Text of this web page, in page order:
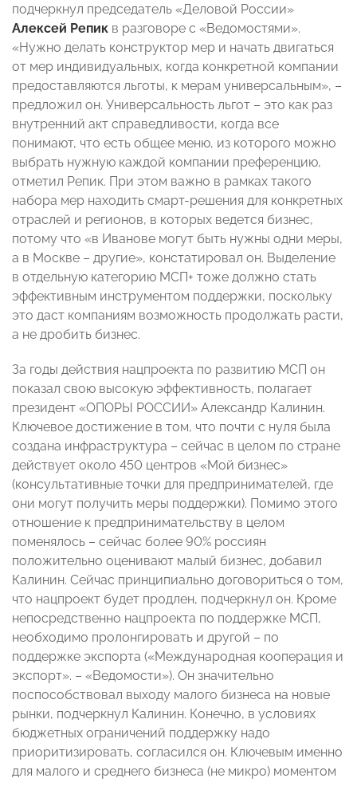
подчеркнул председатель «Деловой России»
Алексей Репик в разговоре с «Ведомостями».
«Нужно делать конструктор мер и начать двигаться
от мер индивидуальных, когда конкретной компании
предоставляются льготы, к мерам универсальным», –
предложил он. Универсальность льгот – это как раз
внутренний акт справедливости, когда все
понимают, что есть общее меню, из которого можно
выбрать нужную каждой компании преференцию,
отметил Репик. При этом важно в рамках такого
набора мер находить смарт-решения для конкретных
отраслей и регионов, в которых ведется бизнес,
потому что «в Иванове могут быть нужны одни меры,
а в Москве – другие», констатировал он. Выделение
в отдельную категорию МСП+ тоже должно стать
эффективным инструментом поддержки, поскольку
это даст компаниям возможность продолжать расти,
а не дробить бизнес.
За годы действия нацпроекта по развитию МСП он
показал свою высокую эффективность, полагает
президент «ОПОРЫ РОССИИ» Александр Калинин.
Ключевое достижение в том, что почти с нуля была
создана инфраструктура – сейчас в целом по стране
действует около 450 центров «Мой бизнес»
(консультативные точки для предпринимателей, где
они могут получить меры поддержки). Помимо этого
отношение к предпринимательству в целом
поменялось – сейчас более 90% россиян
положительно оценивают малый бизнес, добавил
Калинин. Сейчас принципиально договориться о том,
что нацпроект будет продлен, подчеркнул он. Кроме
непосредственно нацпроекта по поддержке МСП,
необходимо пролонгировать и другой – по
поддержке экспорта («Международная кооперация и
экспорт». – «Ведомости»). Он значительно
поспособствовал выходу малого бизнеса на новые
рынки, подчеркнул Калинин. Конечно, в условиях
бюджетных ограничений поддержку надо
приоритизировать, согласился он. Ключевым именно
для малого и среднего бизнеса (не микро) моментом